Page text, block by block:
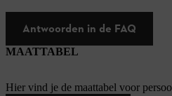
Antwoorden in de FAQ
MAATTABEL
Hier vind je de maattabel voor